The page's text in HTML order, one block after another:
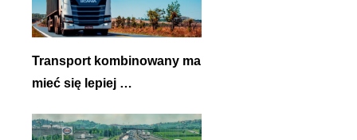
Transport kombinowany ma
mieć się lepiej …